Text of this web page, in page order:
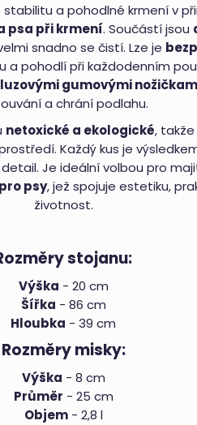
a pohodlné krmení v
psa při krmení. Součástí jsou
snadno se čistí. Lze je
a pohodlí při každodenním
gumovými
a chrání podlahu.
netoxické a ekologické,
Každý kus je
Je ideální volbou pro
psy, jež spojuje estetiku,
životnost.
stojanu:
Výška - 20 cm
Šířka - 86 cm
Hloubka - 39 cm
Rozměry misky:
Výška - 8 cm
Průměr - 25 cm
Objem- 2,8 l